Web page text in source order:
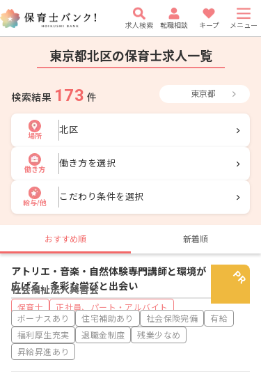
求人検索 転職相談 キープ メニュー
東京都北区の保育士求人一覧
検索結果 173 件 東京都
場所
北区
働き方
働き方を選択
給与/他
こだわり条件を選択
おすすめ順 新着順
社会福祉法人興善会
保育士 正社員、パート・アルバイト
アトリエ・音楽・自然体験――専門講師と環境が
広げる、多彩な学びと出会い
ボーナスあり 住宅補助あり 社会保険完備
有給
福利厚生充実
退職金制度
残業少なめ
昇給昇進あり